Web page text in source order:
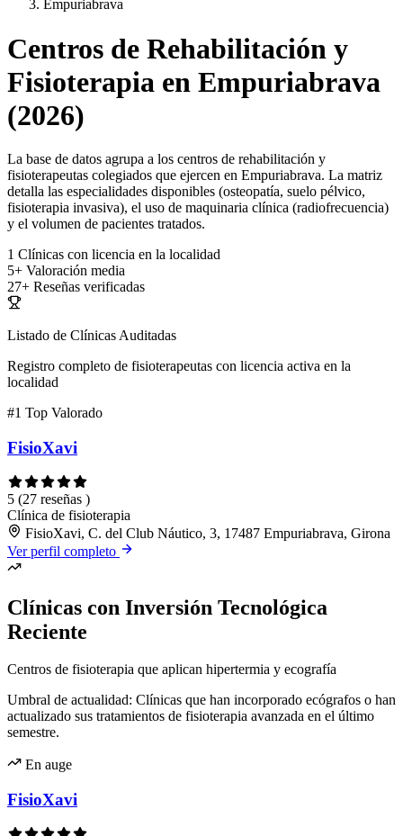
Empuriabrava
Centros de Rehabilitación y
Fisioterapia en Empuriabrava
(2026)
La base de datos agrupa a los centros de rehabilitación y
fisioterapeutas colegiados que ejercen en Empuriabrava. La matriz
detalla las especialidades disponibles (osteopatía, suelo pélvico,
fisioterapia invasiva), el uso de maquinaria clínica (radiofrecuencia)
y el volumen de pacientes tratados.
1 Clínicas con licencia en la localidad
5+ Valoración media
27+ Reseñas verificadas
Listado de Clínicas Auditadas
Registro completo de fisioterapeutas con licencia activa en la
localidad
#1 Top Valorado
FisioXavi
5 (27 reseñas )
Clínica de fisioterapia
FisioXavi, C. del Club Náutico, 3, 17487 Empuriabrava, Girona
Ver perfil completo
Clínicas con Inversión Tecnológica
Reciente
Centros de fisioterapia que aplican hipertermia y ecografía
Umbral de actualidad: Clínicas que han incorporado ecógrafos o han
actualizado sus tratamientos de fisioterapia avanzada en el último
semestre.
En auge
FisioXavi